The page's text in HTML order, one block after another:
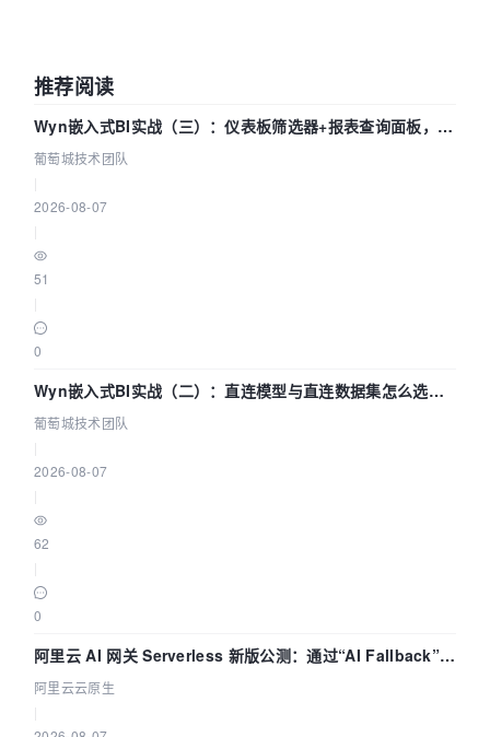
推荐阅读
Wyn嵌入式BI实战（三）：仪表板筛选器+报表查询面板，参
数联动全闭环
葡萄城技术团队
2026-08-07
51
0
Wyn嵌入式BI实战（二）：直连模型与直连数据集怎么选，
参数为什么不生效？| 葡萄城技术团队
葡萄城技术团队
2026-08-07
62
0
阿里云 AI 网关 Serverless 新版公测：通过“AI Fallback”与
拓扑可视化构建 AI 流量治理底座
阿里云云原生